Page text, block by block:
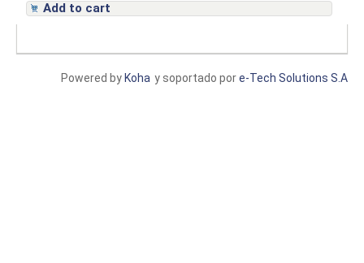
Add to cart
y soportado pore-Tech Solutions S.A
Powered by Koha